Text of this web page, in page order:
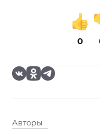
0
Авторы